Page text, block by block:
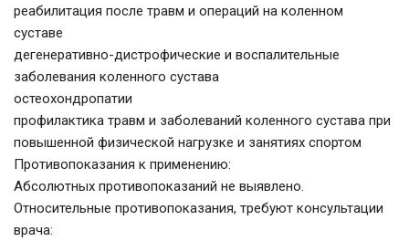
реабилитация после травм и операций на коленном
суставе
дегенеративно-дистрофические и воспалительные
заболевания коленного сустава
остеохондропатии
профилактика травм и заболеваний коленного сустава при
повышенной физической нагрузке и занятиях спортом
Противопоказания к применению:
Абсолютных противопоказаний не выявлено.
Относительные противопоказания, требуют консультации
врача: